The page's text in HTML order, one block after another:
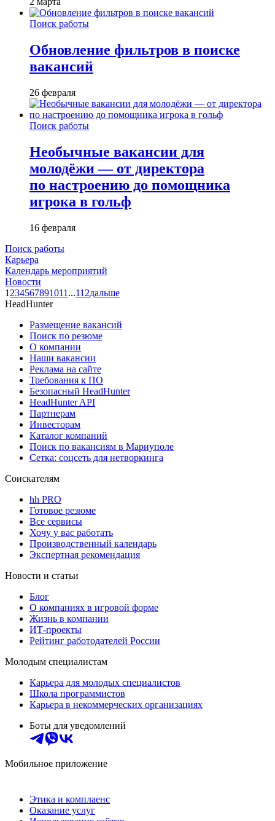
Поиск работы
Обновление фильтров в поиске
вакансий
26 февраля
Поиск работы
Необычные вакансии для
молодёжи — от директора
по настроению до помощника
игрока в гольф
16 февраля
Поиск работы
Карьера
Календарь мероприятий
Новости
1 234567891011 ...112дальше
HeadHunter
Размещение вакансий
Поиск по резюме
О компании
Наши вакансии
Реклама на сайте
Требования к ПО
Безопасный HeadHunter
HeadHunter API
Партнерам
Инвесторам
Каталог компаний
Поиск по вакансиям в Мариуполе
Сетка: соцсеть для нетворкинга
Соискателям
hh PRO
Готовое резюме
Все сервисы
Хочу у вас работать
Производственный календарь
Экспертная рекомендация
Новости и статьи
Блог
О компаниях в игровой форме
Жизнь в компании
ИТ-проекты
Рейтинг работодателей России
Молодым специалистам
Карьера для молодых специалистов
Школа программистов
Карьера в некоммерческих организациях
Боты для уведомлений
Мобильное приложение
Этика и комплаенс
Оказание услуг